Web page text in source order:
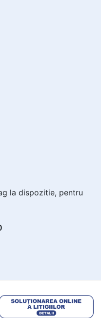
la dispozitie, pentru